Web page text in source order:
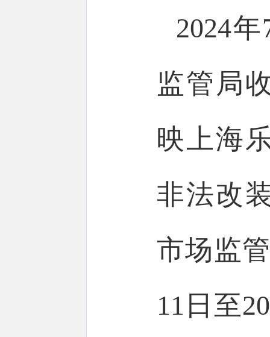
2024
监管局
映上海
非法改
市场监
11日至